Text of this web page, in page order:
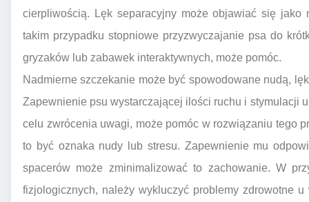
cierpliwością. Lęk separacyjny może objawiać się
takim przypadku stopniowe przyzwyczajanie psa do
gryzaków lub zabawek interaktywnych, może pomóc.
Nadmierne szczekanie może być spowodowane nudą,
Zapewnienie psu wystarczającej ilości ruchu i stymulacji
celu zwrócenia uwagi, może pomóc w rozwiązaniu tego
to być oznaka nudy lub stresu. Zapewnienie mu
spacerów może zminimalizować to zachowanie. W
fizjologicznych, należy wykluczyć problemy zdrowotne